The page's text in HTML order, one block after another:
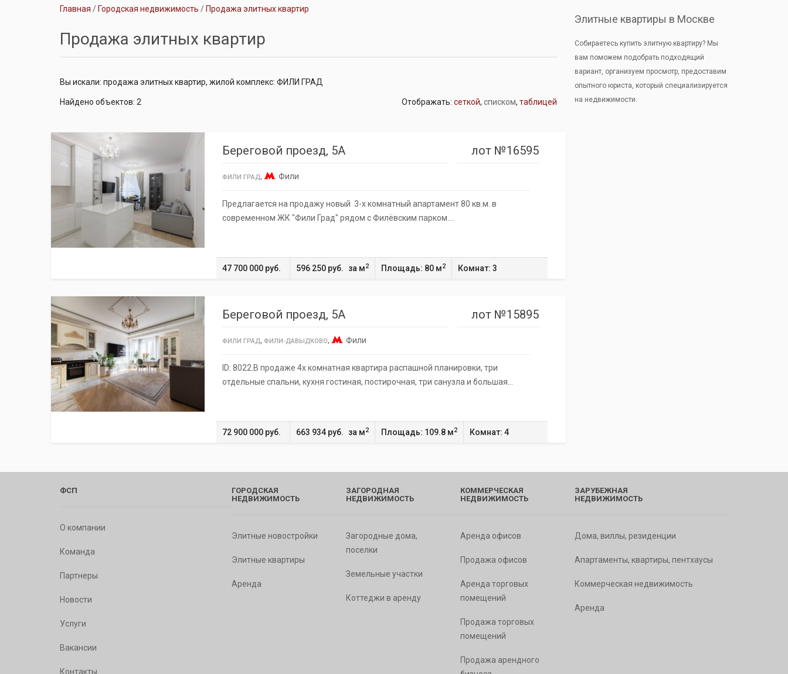
Главная Городская недвижимость Продажа элитных квартир
Продажа элитных квартир
Вы искали: продажа элитных квартир, жилой комплекс: ФИЛИ ГРАД
Найдено объектов: 2 Отображать: сеткой, списком, таблицей
Береговой проезд, 5А лот №16595
ФИЛИ ГРАД, Фили
Предлагается на продажу новый 3-х комнатный апартамент 80 кв.м. в
современном ЖК "Фили Град" рядом с Филёвским парком.…
47 700 000 руб. 596 250 руб. за м2 Площадь: 80 м2 Комнат: 3
Береговой проезд, 5А лот №15895
ФИЛИ ГРАД, ФИЛИ-ДАВЫДКОВО, Фили
ID: 8022.В продаже 4х комнатная квартира распашной планировки, три
отдельные спальни, кухня гостиная, постирочная, три санузла и большая…
72 900 000 руб. 663 934 руб. за м2 Площадь: 109.8 м2 Комнат: 4
Элитные квартиры в Москве
Собираетесь купить элитную квартиру? Мы
вам поможем подобрать подходящий
вариант, организуем просмотр, предоставим
опытного юриста, который специализируется
на недвижимости.
ФСП
О компании
Команда
Партнеры
Новости
Услуги
Вакансии
Контакты
ГОРОДСКАЯ
НЕДВИЖИМОСТЬ
Элитные новостройки
Элитные квартиры
Аренда
ЗАГОРОДНАЯ
НЕДВИЖИМОСТЬ
Загородные дома,
поселки
Земельные участки
Коттеджи в аренду
КОММЕРЧЕСКАЯ
НЕДВИЖИМОСТЬ
Аренда офисов
Продажа офисов
Аренда торговых
помещений
Продажа торговых
помещений
Продажа арендного
ЗАРУБЕЖНАЯ
НЕДВИЖИМОСТЬ
Дома, виллы, резиденции
Апартаменты, квартиры, пентхаусы
Коммерческая недвижимость
Аренда